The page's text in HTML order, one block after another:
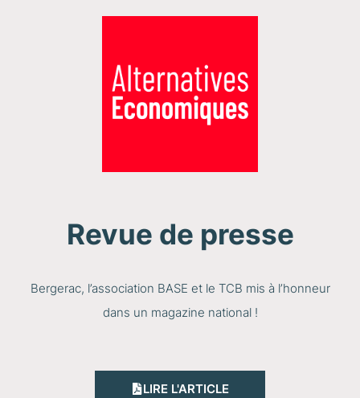
Revue de presse
Bergerac, l’association BASE et le TCB mis à l’honneur
dans un magazine national !
LIRE L'ARTICLE